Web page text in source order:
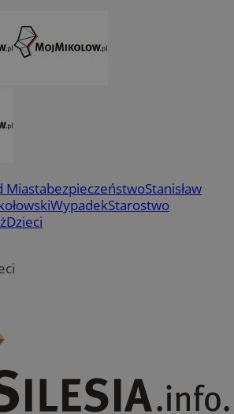
MiastabezpieczeństwoStanisław
WypadekStarostwo
Dzieci